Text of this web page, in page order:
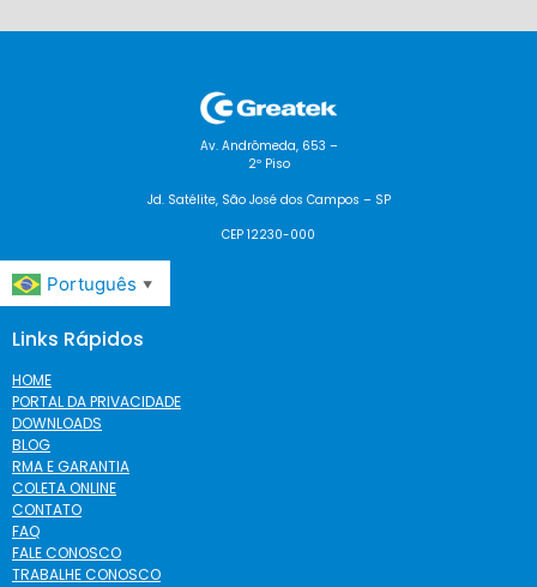
Av. Andrômeda, 653 –
2º Piso
Jd. Satélite, São José dos Campos – SP
CEP 12230-000
Português ▼
Links Rápidos
HOME
PORTAL DA PRIVACIDADE
DOWNLOADS
BLOG
RMA E GARANTIA
COLETA ONLINE
CONTATO
FAQ
FALE CONOSCO
TRABALHE CONOSCO